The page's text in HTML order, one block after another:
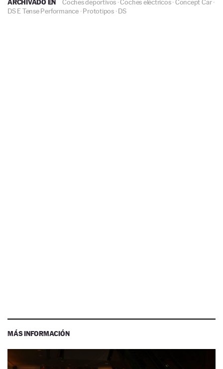
Coches deportivos ·Coches eléctricos·Concept Car·
DS E Tense Performance·Prototipos·DS
MÁS INFORMACIÓN